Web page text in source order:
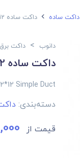
داکت ساده داکت ساده 12*12 دانوب
دانوب > داکت
داکت ساده 12*12 دانوب
Simple Duct
دسته‌بندی:
قیمت از